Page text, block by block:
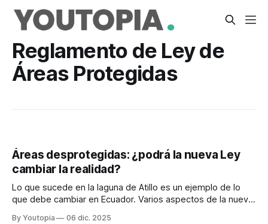
Reglamento de Ley de
Áreas Protegidas
Áreas desprotegidas: ¿podrá la nueva Ley
cambiar la realidad?
Lo que sucede en la laguna de Atillo es un ejemplo de lo
que debe cambiar en Ecuador. Varios aspectos de la nueva
By Youtopia 06 dic. 2025